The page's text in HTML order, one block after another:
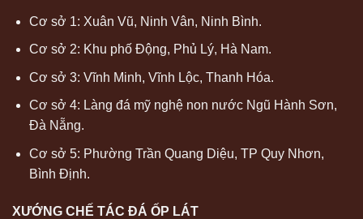
Cơ sở 1: Xuân Vũ, Ninh Vân, Ninh Bình.
Cơ sở 2: Khu phố Động, Phủ Lý, Hà Nam.
Cơ sở 3: Vĩnh Minh, Vĩnh Lộc, Thanh Hóa.
Cơ sở 4: Làng đá mỹ nghệ non nước Ngũ Hành Sơn,
Đà Nẵng.
Cơ sở 5: Phường Trần Quang Diệu, TP Quy Nhơn,
Bình Định.
XƯỚNG CHẾ TÁC ĐÁ ỐP LÁT